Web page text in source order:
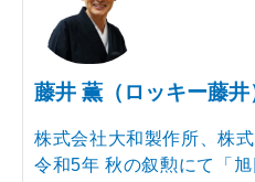
藤井 薫（ロッキー藤井
株式会社大和製作所、株
令和5年 秋の叙勲にて「旭